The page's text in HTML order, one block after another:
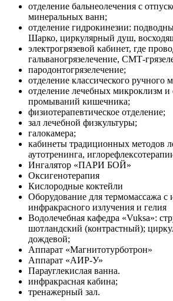
отделение бальнеолечения с
минеральных ванн;
отделение гидрокинезии:
Шарко, циркулярный душ,
электрогрязевой кабинет, где
гальваногрязелечение, СМТ-
пародонтогрязелечение;
отделение классического ручного
отделение лечебных микроклизм
промываний кишечника;
физиотерапевтическое отделение;
зал лечебной физкультуры;
галокамера;
кабинеты традиционных методов
аутотренинга,
Ингалятор «ПАРИ БОЙ»
Оксигенотерапия
Кислородные коктейли
Оборудование для термомассажа с
инфракрасного излучения и гелия
Водолечебная кафедра «Vuksa»:
шотландский (контрастный);
дождевой;
Аппарат «Магнитотурботрон»
Аппарат «АИР-У»
Парауглекислая ванна.
инфракрасная кабина;
тренажерный зал.